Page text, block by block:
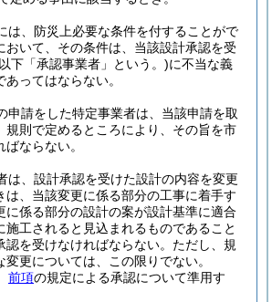
は、防災上必要な条件を付することがで
おいて、その条件は、当該設計承認を受
下「承認事業者」という。)に不当な義
ってはならない。
申請をした特定事業者は、当該申請を取
規則で定めるところにより、その旨を市
ならない。
は、設計承認を受けた設計の内容を変更
は、当該変更に係る部分の工事に着手す
に係る部分の設計の案が設計基準に適合
施工されると見込まれるものであること
を受けなければならない。 ただし、規
変更については、この限りでない。
前項の規定による承認について準用す